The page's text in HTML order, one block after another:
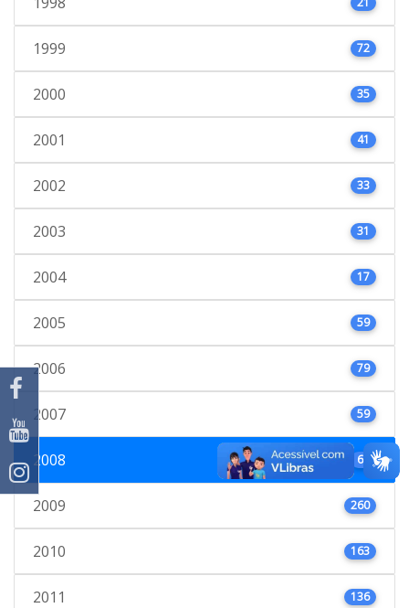
1999 72
2000 35
2001 41
2002 33
2003 31
2004 17
2005 59
2006 79
2007 59
2008 66
2009 260
2010 163
2011 136